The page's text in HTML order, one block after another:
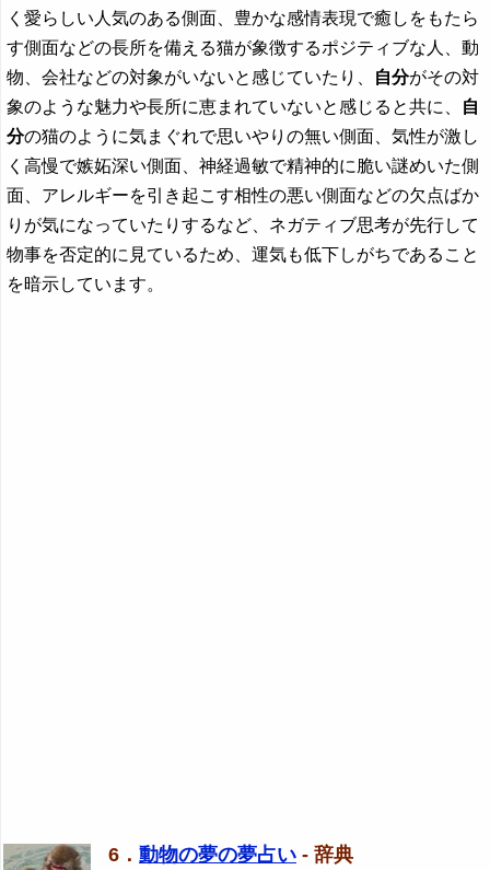
く愛らしい人気のある側面、豊かな感情表現で癒しをもたら
す側面などの長所を備える猫が象徴するポジティブな人、動
物、会社などの対象がいないと感じていたり、
自分がその対
象のような魅力や長所に恵まれていないと感じると共に、
自
分の猫のように気まぐれで思いやりの無い側面、気性が激し
く高慢で嫉妬深い側面、神経過敏で精神的に脆い謎めいた側
面、アレルギーを引き起こす相性の悪い側面などの欠点ばか
りが気になっていたりするなど、ネガティブ思考が先行して
物事を否定的に見ているため、運気も低下しがちであること
を暗示しています。
6． 動物の夢の夢占い - 辞典